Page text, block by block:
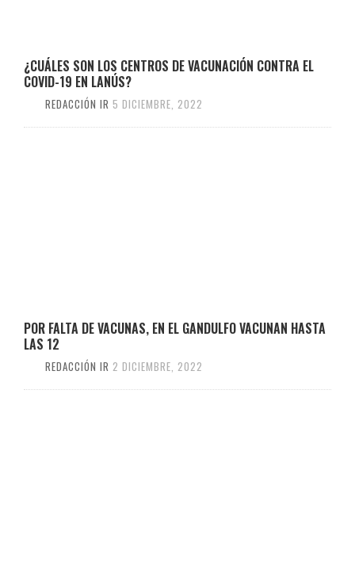
¿CUÁLES SON LOS CENTROS DE VACUNACIÓN CONTRA EL
COVID-19 EN LANÚS?
REDACCIÓN IR 5 DICIEMBRE, 2022
POR FALTA DE VACUNAS, EN EL GANDULFO VACUNAN HASTA
LAS 12
REDACCIÓN IR 2 DICIEMBRE, 2022